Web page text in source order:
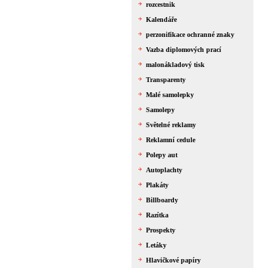
rozcestnik
Kalendáře
perzonifikace ochranné znaky
Vazba diplomových prací
malonákladový tisk
Transparenty
Malé samolepky
Samolepy
Světelné reklamy
Reklamní cedule
Polepy aut
Autoplachty
Plakáty
Billboardy
Razítka
Prospekty
Letáky
Hlavičkové papíry